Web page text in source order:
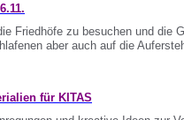
Friedhöfe zu besuchen und die
aber auch auf die
für KITAS